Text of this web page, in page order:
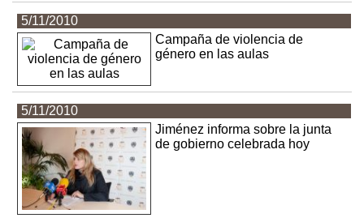
5/11/2010
Campaña de violencia de
género en las aulas
5/11/2010
Jiménez informa sobre la junta
de gobierno celebrada hoy